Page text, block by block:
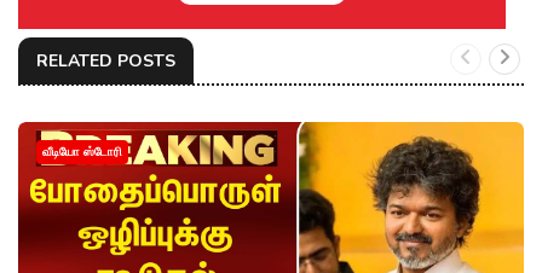
RELATED POSTS
வீடியோ ஸ்டோரி